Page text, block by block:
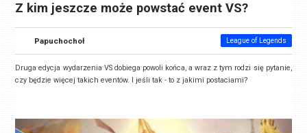
Z kim jeszcze może powstać event VS?
Papuchochoł League of Legends
Druga edycja wydarzenia VS dobiega powoli końca, a wraz z tym rodzi się pytanie,
czy będzie więcej takich eventów. I jeśli tak - to z jakimi postaciami?